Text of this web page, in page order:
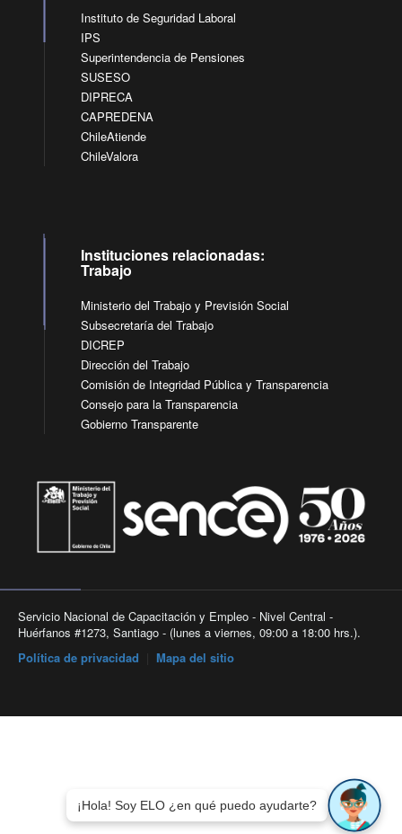
Instituto de Seguridad Laboral
IPS
Superintendencia de Pensiones
SUSESO
DIPRECA
CAPREDENA
ChileAtiende
ChileValora
Instituciones relacionadas:
Trabajo
Ministerio del Trabajo y Previsión Social
Subsecretaría del Trabajo
DICREP
Dirección del Trabajo
Comisión de Integridad Pública y Transparencia
Consejo para la Transparencia
Gobierno Transparente
Servicio Nacional de Capacitación y Empleo - Nivel Central -
Huérfanos #1273, Santiago - (lunes a viernes, 09:00 a 18:00 hrs.).
Política de privacidad
Mapa del sitio
¡Hola! Soy ELO ¿en qué puedo ayudarte?